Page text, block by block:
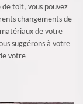
toit, vous pouvez
changements de
de votre
suggérons à votre
votre